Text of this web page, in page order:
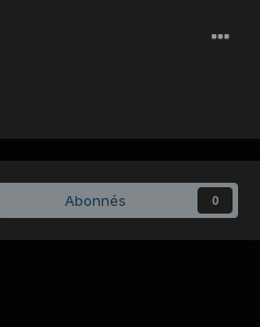
Abonnés 0